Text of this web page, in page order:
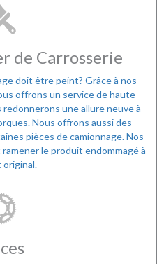
de Carrosserie
doit être peint? Grâce à nos
offrons un service de haute
une allure neuve à
Nous offrons aussi des
pièces de camionnage. Nos
le produit endommagé à
original.